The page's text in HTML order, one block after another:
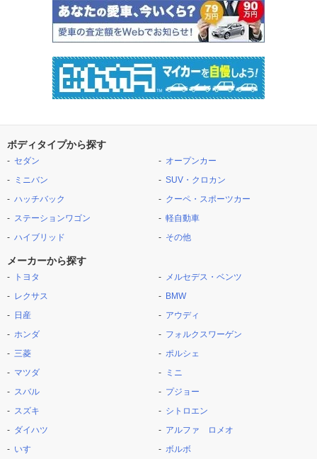
ボディタイプから探す
セダン
ミニバン
ハッチバック
ステーションワゴン
ハイブリッド
オープンカー
SUV・クロカン
クーペ・スポーツカー
軽自動車
その他
メーカーから探す
トヨタ
レクサス
日産
ホンダ
三菱
マツダ
スバル
スズキ
ダイハツ
いすゞ
メルセデス・ベンツ
BMW
アウディ
フォルクスワーゲン
ポルシェ
ミニ
プジョー
シトロエン
アルファ ロメオ
ボルボ